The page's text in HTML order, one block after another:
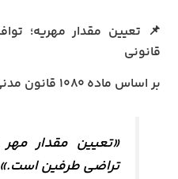
📌 تعیین مقدار مهریه؛
قانونی
بر اساس ماده ۱۰۸۰ قانون مدنی:
«تعیین مقدار
تراضی طرفین است.»